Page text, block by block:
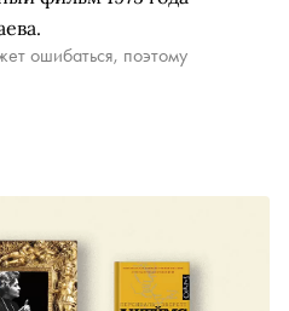
ошибаться, поэтому